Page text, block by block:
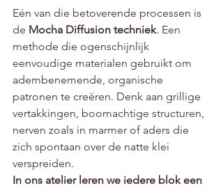
Eén van die betoverende processen is
de Mocha Diffusion techniek. Een
methode die ogenschijnlijk
eenvoudige materialen gebruikt om
adembenemende, organische
patronen te creëren. Denk aan grillige
vertakkingen, boomachtige structuren,
nerven zoals in marmer of aders die
zich spontaan over de natte klei
verspreiden.
In ons atelier leren we iedere blok een